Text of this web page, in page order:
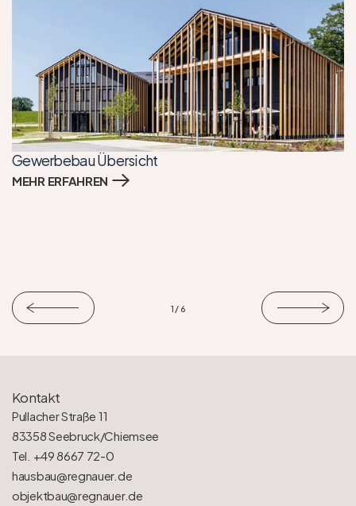
Gewerbebau Übersicht
MEHR ERFAHREN
1 / 6
Kontakt
Pullacher Straße 11
83358 Seebruck/Chiemsee
Tel. +49 8667 72-0
hausbau@regnauer.de
objektbau@regnauer.de